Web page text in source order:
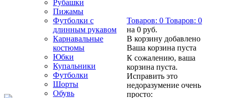
Рубашки
Пижамы
Футболки с
длинным рукавом
Карнавальные
костюмы
Юбки
Купальники
Футболки
Шорты
Обувь
Товаров: 0 Товаров: 0
на 0 руб.
В корзину добавлено
Ваша корзина пуста
К сожалению, ваша
корзина пуста.
Исправить это
недоразумение очень
просто: